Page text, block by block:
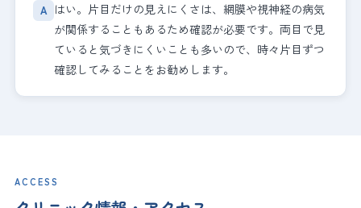
はい。片目だけの見えにくさは、網膜や視神経の病気
が関係することもあるため確認が必要です。両目で見
ていると気づきにくいことも多いので、時々片目ずつ
確認してみることをお勧めします。
ACCESS